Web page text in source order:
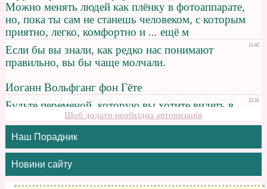
Щоб додати необхідна авторизація
Наш Порадник
Новини сайту